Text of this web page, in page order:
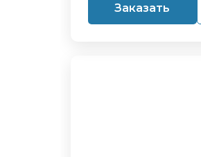
Заказать